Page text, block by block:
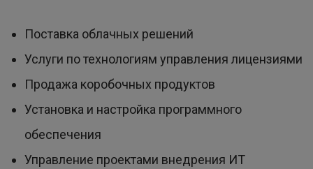
Поставка облачных решений
Услуги по технологиям управления лицензиями
Продажа коробочных продуктов
Установка и настройка программного
обеспечения
Управление проектами внедрения ИТ